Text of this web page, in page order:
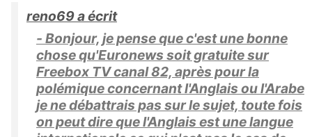
reno69 a écrit
- Bonjour, je pense que c'est une bonne
chose qu'Euronews soit gratuite sur
Freebox TV canal 82, après pour la
polémique concernant l'Anglais ou l'Arabe
je ne débattrais pas sur le sujet, toute fois
on peut dire que l'Anglais est une langue